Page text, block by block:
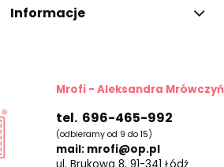
Informacje
Mrofi - Aleksandra
tel. 696-465-992
(odbieramy od 9 do 15)
mail: mrofi@op.pl